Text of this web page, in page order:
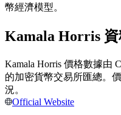
跟單
與頂尖交易專家同行
幣經濟模型。
Kamala Horris
Kamala Horris 價格數據由
的加密貨幣交易所匯總。
況。
Official Website